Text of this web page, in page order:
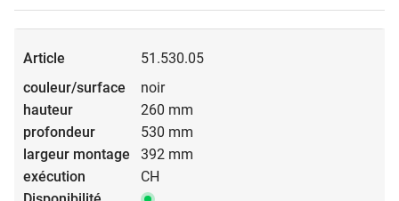
51.530.05
noir
260 mm
530 mm
392 mm
CH